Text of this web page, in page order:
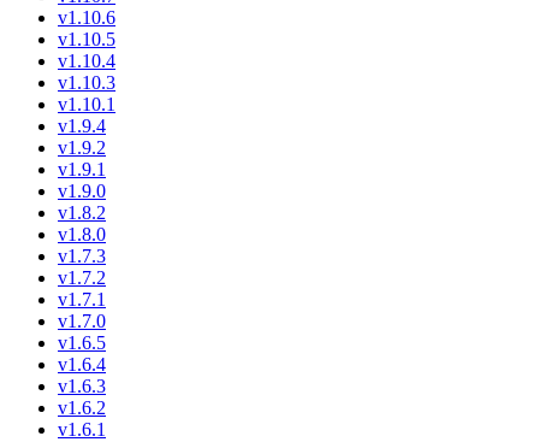
v1.10.6
v1.10.5
v1.10.4
v1.10.3
v1.10.1
v1.9.4
v1.9.2
v1.9.1
v1.9.0
v1.8.2
v1.8.0
v1.7.3
v1.7.2
v1.7.1
v1.7.0
v1.6.5
v1.6.4
v1.6.3
v1.6.2
v1.6.1